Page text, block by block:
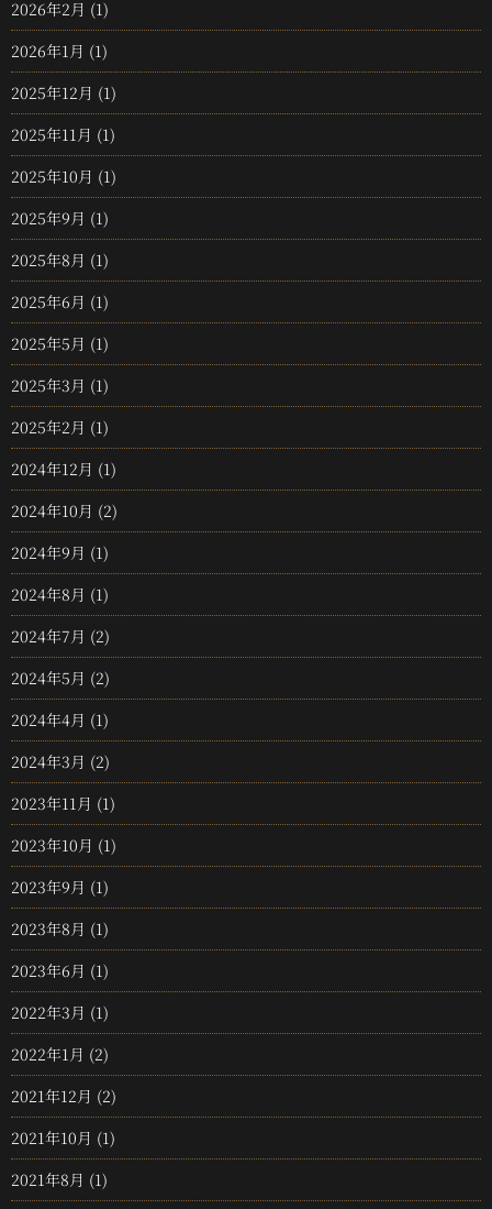
2026年2月 (1)
2026年1月 (1)
2025年12月 (1)
2025年11月 (1)
2025年10月 (1)
2025年9月 (1)
2025年8月 (1)
2025年6月 (1)
2025年5月 (1)
2025年3月 (1)
2025年2月 (1)
2024年12月 (1)
2024年10月 (2)
2024年9月 (1)
2024年8月 (1)
2024年7月 (2)
2024年5月 (2)
2024年4月 (1)
2024年3月 (2)
2023年11月 (1)
2023年10月 (1)
2023年9月 (1)
2023年8月 (1)
2023年6月 (1)
2022年3月 (1)
2022年1月 (2)
2021年12月 (2)
2021年10月 (1)
2021年8月 (1)